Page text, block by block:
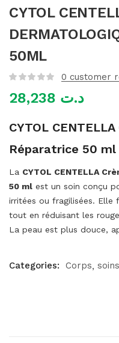
CYTOL
50ML
0 customer
د.ت
CYTOL
Réparatrice 50 ml
La CYTOL CENTELLA
50 ml est un soin conçu
irritées ou fragilisées. Elle
tout en réduisant les
La peau est plus douce,
Categories: Corps